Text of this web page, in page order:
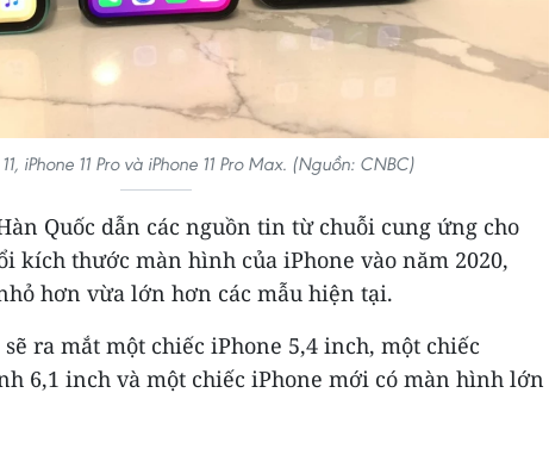
iPhone 11 Pro và iPhone 11 Pro Max. (Nguồn: CNBC)
Quốc dẫn các nguồn tin từ chuỗi cung ứng cho
kích thước màn hình của iPhone vào năm 2020,
hơn vừa lớn hơn các mẫu hiện tại.
ra mắt một chiếc iPhone 5,4 inch, một chiếc
6,1 inch và một chiếc iPhone mới có màn hình lớn